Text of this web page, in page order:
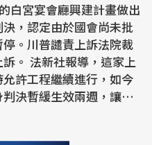
白宮宴會廳興建計畫做出
，認定由於國會尚未批
。川普譴責上訴法院裁
這家上
許工程繼續進行，如今
決暫緩生效兩週，讓川